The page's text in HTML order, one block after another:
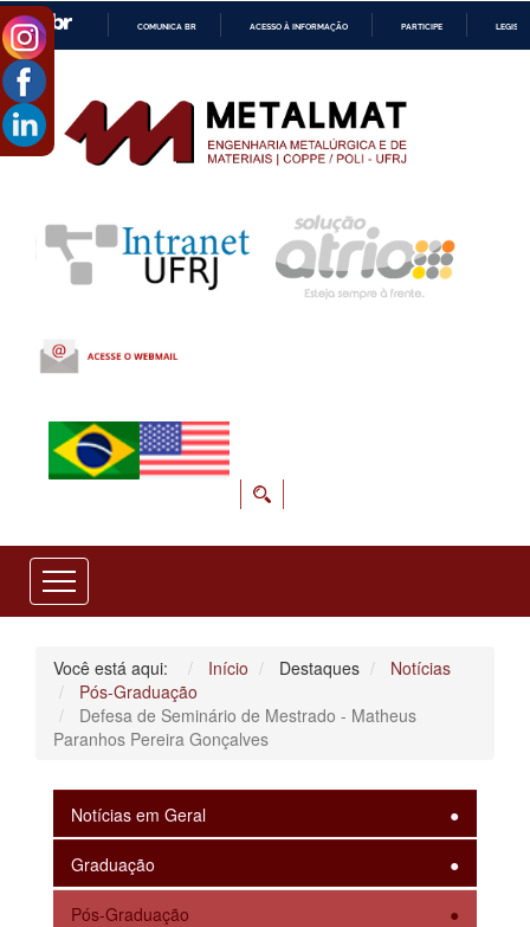
CONTEÚDO
COMUNICA BR ACESSO À INFORMAÇÃO PARTICIPE
Você está aqui: Início Destaques
Notícias
Pós-Graduação
Defesa de Seminário de Mestrado - Matheus
Paranhos Pereira Gonçalves
Notícias em Geral
Graduação
Pós-Graduação